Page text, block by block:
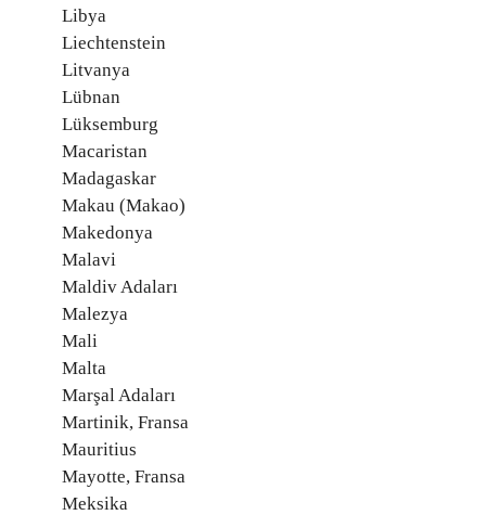
Libya
Liechtenstein
Litvanya
Lübnan
Lüksemburg
Macaristan
Madagaskar
Makau (Makao)
Makedonya
Malavi
Maldiv Adaları
Malezya
Mali
Malta
Marşal Adaları
Martinik, Fransa
Mauritius
Mayotte, Fransa
Meksika